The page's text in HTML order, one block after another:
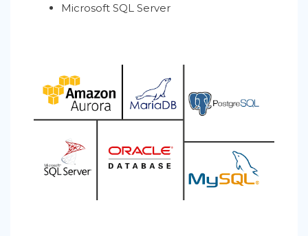
Microsoft SQL Server